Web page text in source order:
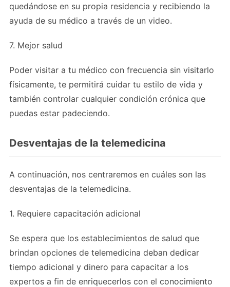
quedándose en su propia residencia y recibiendo la
ayuda de su médico a través de un video.
7. Mejor salud
Poder visitar a tu médico con frecuencia sin visitarlo
físicamente, te permitirá cuidar tu estilo de vida y
también controlar cualquier condición crónica que
puedas estar padeciendo.
Desventajas de la telemedicina
A continuación, nos centraremos en cuáles son las
desventajas de la telemedicina.
1. Requiere capacitación adicional
Se espera que los establecimientos de salud que
brindan opciones de telemedicina deban dedicar
tiempo adicional y dinero para capacitar a los
expertos a fin de enriquecerlos con el conocimiento